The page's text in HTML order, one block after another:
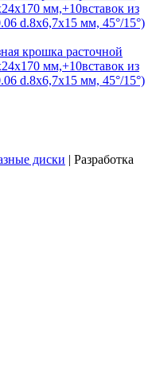
крошка расточной
мм,+10вставок из
d.8х6,7х15 мм, 45°/15°)
диски | Разработка